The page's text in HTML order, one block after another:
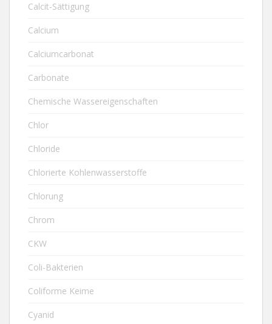
Calcit-Sättigung
Calcium
Calciumcarbonat
Carbonate
Chemische Wassereigenschaften
Chlor
Chloride
Chlorierte Kohlenwasserstoffe
Chlorung
Chrom
CKW
Coli-Bakterien
Coliforme Keime
Cyanid